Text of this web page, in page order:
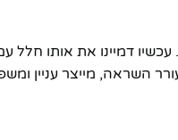
דמיינו את אותו חלל
השראה, מייצר עניין